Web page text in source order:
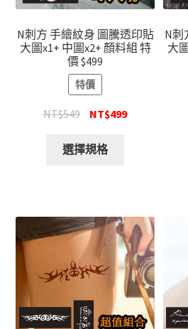
N刺方 手繪紋身 圖騰透印貼
大圖x1+ 中圖x2+ 顏料組 特
價 $499
特價
NT$549 NT$499
選擇規格
N刺
大